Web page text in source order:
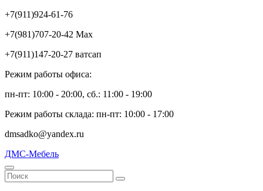
+7(911)924-61-76
+7(981)707-20-42 Max
+7(911)147-20-27 ватсап
Режим работы офиса:
пн-пт: 10:00 - 20:00, сб.: 11:00 - 19:00
Режим работы склада: пн-пт: 10:00 - 17:00
dmsadko@yandex.ru
ДМС-Мебель